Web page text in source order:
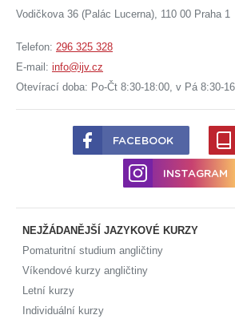
Vodičkova 36 (Palác Lucerna), 110 00 Praha 1
Telefon: 296 325 328
E-mail: info@ijv.cz
Otevírací doba: Po-Čt 8:30-18:00, v Pá 8:30-
NEJŽÁDANĚJŠÍ JAZYKOVÉ KURZY
Pomaturitní studium angličtiny
Víkendové kurzy angličtiny
Letní kurzy
Individuální kurzy
FACEBOOK
INSTAGRAM